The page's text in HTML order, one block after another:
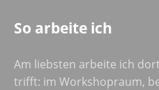
So arbeite ich
Am liebsten arbeite ich
trifft: im Workshopraum,